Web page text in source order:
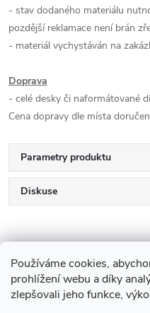
Používáme cookies,
prohlížení webu a díky
zlepšovali jeho funkce,
- stav dodaného materiálu
pozdější reklamace není brán
- materiál vychystáván na
Doprava
- celé desky či naformátované
Cena dopravy dle místa
Parametry produktu
Diskuse